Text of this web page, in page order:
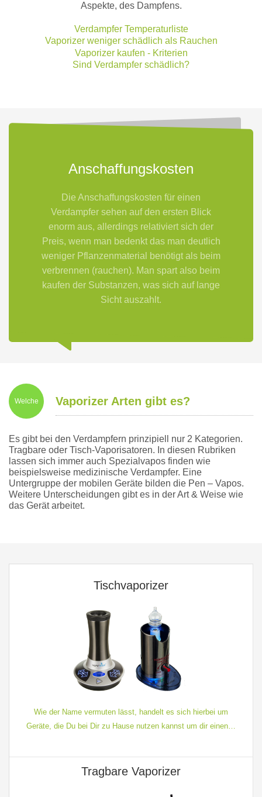
Aspekte, des Dampfens.
Verdampfer Temperaturliste
Vaporizer weniger schädlich als Rauchen
Vaporizer kaufen - Kriterien
Sind Verdampfer schädlich?
Anschaffungskosten
Die Anschaffungskosten für einen
Verdampfer sehen auf den ersten Blick
enorm aus, allerdings relativiert sich der
Preis, wenn man bedenkt das man deutlich
weniger Pflanzenmaterial benötigt als beim
verbrennen (rauchen). Man spart also beim
kaufen der Substanzen, was sich auf lange
Sicht auszahlt.
Welche Vaporizer Arten gibt es?
Es gibt bei den Verdampfern prinzipiell nur 2 Kategorien.
Tragbare oder Tisch-Vaporisatoren. In diesen Rubriken
lassen sich immer auch Spezialvapos finden wie
beispielsweise medizinische Verdampfer. Eine
Untergruppe der mobilen Geräte bilden die Pen – Vapos.
Weitere Unterscheidungen gibt es in der Art & Weise wie
das Gerät arbeitet.
Tischvaporizer
Wie der Name vermuten lässt, handelt es sich hierbei um
Geräte, die Du bei Dir zu Hause nutzen kannst um dir einen…
Tragbare Vaporizer